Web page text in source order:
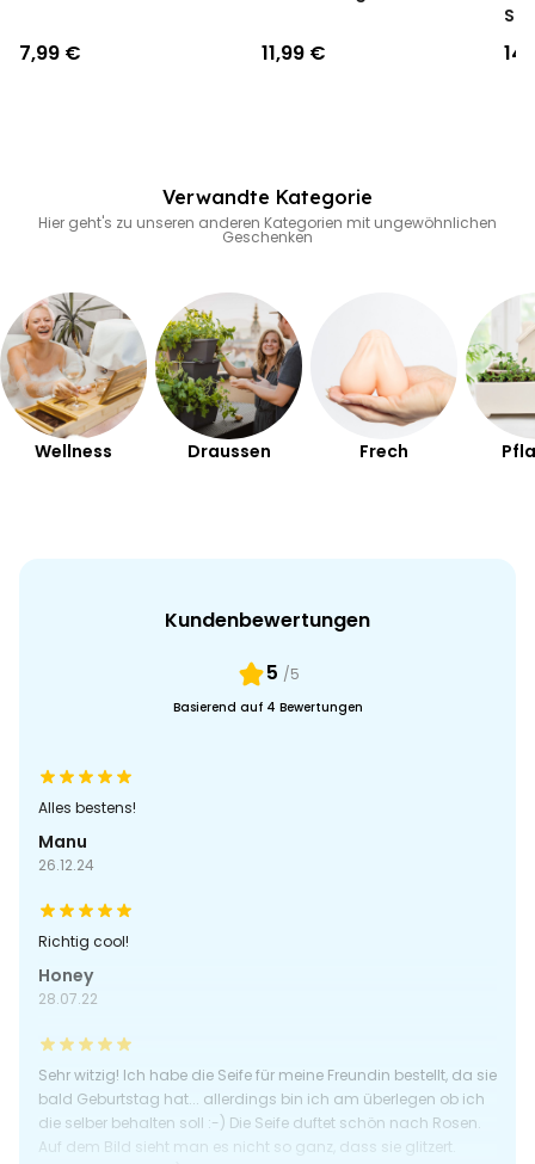
7,99 € 11,99 €
Verwandte Kategorie
Hier geht's zu unseren anderen Kategorien mit ungewöhnlichen
Geschenken
Wellness Draussen Frech
Kundenbewertungen
5 /5
Basierend auf 4 Bewertungen
Alles bestens!
Manu
26.12.24
Richtig cool!
Honey
28.07.22
Sehr witzig! Ich habe die Seife für meine Freundin bestellt, da sie
bald Geburtstag hat... allerdings bin ich am überlegen ob ich
die selber behalten soll :-) Die Seife duftet schön nach Rosen.
Auf dem Bild sieht man es nicht so ganz, dass sie glitzert.